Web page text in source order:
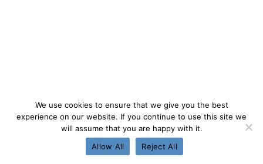
We use cookies to ensure that we give you the best
experience on our website. If you continue to use this site we
will assume that you are happy with it.
Allow All
Reject All